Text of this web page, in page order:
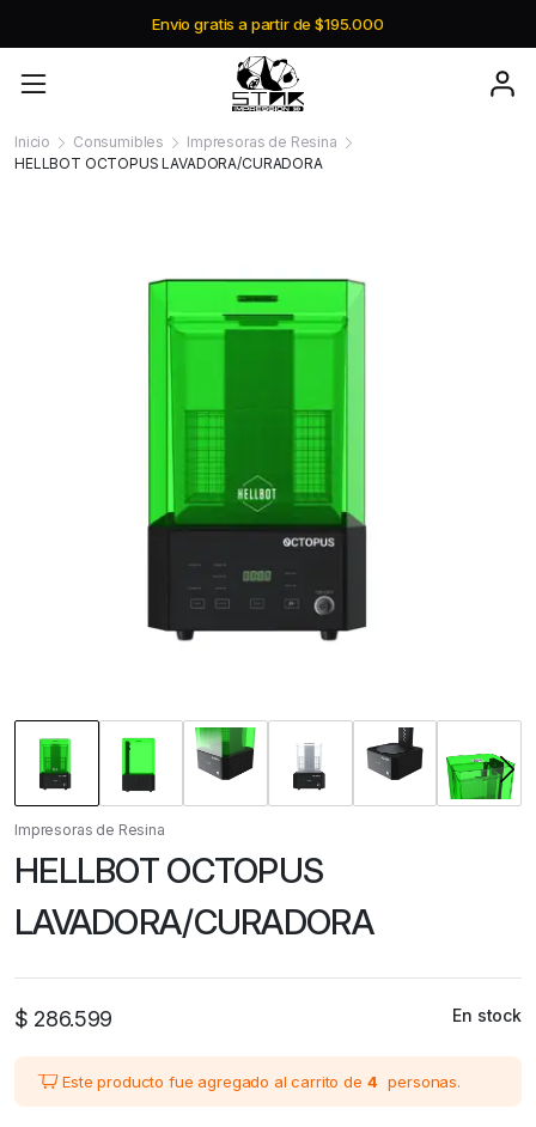
Envio gratis a partir de $195.000
Inicio Consumibles
Impresoras de Resina
HELLBOT OCTOPUS LAVADORA/CURADORA
Impresoras de Resina
HELLBOT OCTOPUS
LAVADORA/CURADORA
$ 286.599 En stock
Este producto fue agregado al carrito de 4 personas.